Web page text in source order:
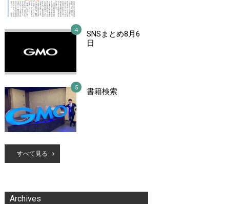
SNSまとめ8月6
日
書籍検索
すべて見る
Archives